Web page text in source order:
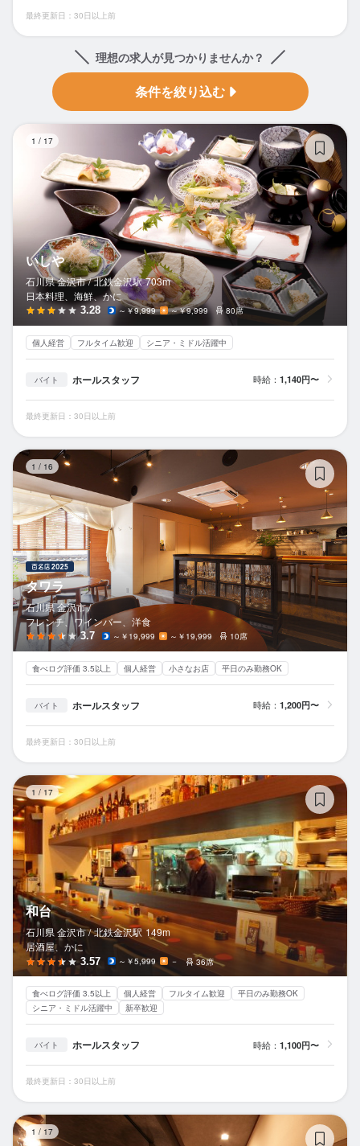
最終更新日：30日以上前
理想の求人が見つかりませんか？
条件を絞り込む
1 / 17
いしや
石川県 金沢市 / 北鉄金沢駅 703m
日本料理、海鮮、かに
3.28 ～￥9,999 ～￥9,999 80席
個人経営 フルタイム歓迎 シニア・ミドル活躍中
バイト ホールスタッフ 時給： 1,140円〜
最終更新日：30日以上前
1 / 16
タワラ
石川県 金沢市 /
フレンチ、ワインバー、洋食
3.7 ～￥19,999 ～￥19,999 10席
食べログ評価 3.5以上 個人経営 小さなお店 平日のみ勤務OK
バイト ホールスタッフ 時給： 1,200円〜
最終更新日：30日以上前
1 / 17
和台
石川県 金沢市 / 北鉄金沢駅 149m
居酒屋、かに
3.57 ～￥5,999 － 36席
食べログ評価 3.5以上 個人経営 フルタイム歓迎
平日のみ勤務OK
シニア・ミドル活躍中
新卒歓迎
バイト ホールスタッフ 時給： 1,100円〜
最終更新日：30日以上前
1 / 17